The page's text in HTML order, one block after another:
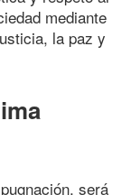
mediante
la paz y
será